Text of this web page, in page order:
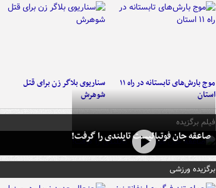
موج بارش‌های تابستانه در راه ۱۱
استان
سناریوی بلاگر زن برای قتل
شوهرش
فیلم برگزیده
صاعقه جان فوتبالیست تایلندی را گرفت!
برگزیده ورزشی